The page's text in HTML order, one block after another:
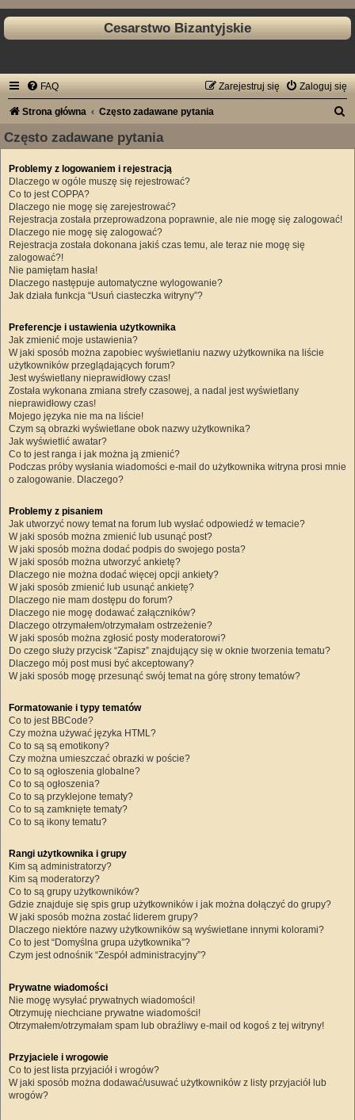
Cesarstwo Bizantyjskie
FAQ Zaloguj się
Zarejestruj się
Strona główna Często zadawane pytania
u
Często zadawane pytania
Problemy z logowaniem i rejestracją
Dlaczego w ogóle muszę się rejestrować?
Co to jest COPPA?
Dlaczego nie mogę się zarejestrować?
Rejestracja została przeprowadzona poprawnie, ale nie mogę się zalogować!
Dlaczego nie mogę się zalogować?
Rejestracja została dokonana jakiś czas temu, ale teraz nie mogę się
zalogować?!
Nie pamiętam hasła!
Dlaczego następuje automatyczne wylogowanie?
Jak działa funkcja “Usuń ciasteczka witryny”?
Preferencje i ustawienia użytkownika
Jak zmienić moje ustawienia?
W jaki sposób można zapobiec wyświetlaniu nazwy użytkownika na liście
użytkowników przeglądających forum?
Jest wyświetlany nieprawidłowy czas!
Została wykonana zmiana strefy czasowej, a nadal jest wyświetlany
nieprawidłowy czas!
Mojego języka nie ma na liście!
Czym są obrazki wyświetlane obok nazwy użytkownika?
Jak wyświetlić awatar?
Co to jest ranga i jak można ją zmienić?
Podczas próby wysłania wiadomości e-mail do użytkownika witryna prosi mnie
o zalogowanie. Dlaczego?
Problemy z pisaniem
Jak utworzyć nowy temat na forum lub wysłać odpowiedź w temacie?
W jaki sposób można zmienić lub usunąć post?
W jaki sposób można dodać podpis do swojego posta?
W jaki sposób można utworzyć ankietę?
Dlaczego nie można dodać więcej opcji ankiety?
W jaki sposób zmienić lub usunąć ankietę?
Dlaczego nie mam dostępu do forum?
Dlaczego nie mogę dodawać załączników?
Dlaczego otrzymałem/otrzymałam ostrzeżenie?
W jaki sposób można zgłosić posty moderatorowi?
Do czego służy przycisk “Zapisz” znajdujący się w oknie tworzenia tematu?
Dlaczego mój post musi być akceptowany?
W jaki sposób mogę przesunąć swój temat na górę strony tematów?
Formatowanie i typy tematów
Co to jest BBCode?
Czy można używać języka HTML?
Co to są są emotikony?
Czy można umieszczać obrazki w poście?
Co to są ogłoszenia globalne?
Co to są ogłoszenia?
Co to są przyklejone tematy?
Co to są zamknięte tematy?
Co to są ikony tematu?
Rangi użytkownika i grupy
Kim są administratorzy?
Kim są moderatorzy?
Co to są grupy użytkowników?
Gdzie znajduje się spis grup użytkowników i jak można dołączyć do grupy?
W jaki sposób można zostać liderem grupy?
Dlaczego niektóre nazwy użytkowników są wyświetlane innymi kolorami?
Co to jest “Domyślna grupa użytkownika”?
Czym jest odnośnik “Zespół administracyjny”?
Prywatne wiadomości
Nie mogę wysyłać prywatnych wiadomości!
Otrzymuję niechciane prywatne wiadomości!
Otrzymałem/otrzymałam spam lub obraźliwy e-mail od kogoś z tej witryny!
Przyjaciele i wrogowie
Co to jest lista przyjaciół i wrogów?
W jaki sposób można dodawać/usuwać użytkowników z listy przyjaciół lub
wrogów?